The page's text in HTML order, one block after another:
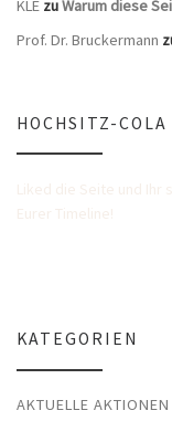
KLE zuWarum diese
Prof. Dr. Bruckermann
HOCHSITZ-COLA
KATEGORIEN
AKTUELLE AKTIONEN